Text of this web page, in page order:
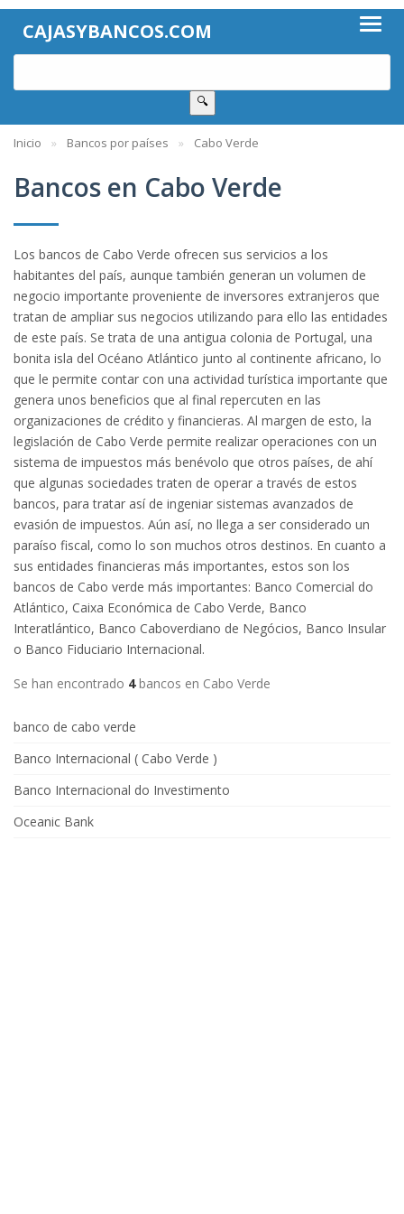
CAJASYBANCOS.COM
🔍
Inicio Bancos por países Cabo Verde
Bancos en Cabo Verde
Los bancos de Cabo Verde ofrecen sus servicios a los
habitantes del país, aunque también generan un volumen de
negocio importante proveniente de inversores extranjeros que
tratan de ampliar sus negocios utilizando para ello las entidades
de este país. Se trata de una antigua colonia de Portugal, una
bonita isla del Océano Atlántico junto al continente africano, lo
que le permite contar con una actividad turística importante que
genera unos beneficios que al final repercuten en las
organizaciones de crédito y financieras. Al margen de esto, la
legislación de Cabo Verde permite realizar operaciones con un
sistema de impuestos más benévolo que otros países, de ahí
que algunas sociedades traten de operar a través de estos
bancos, para tratar así de ingeniar sistemas avanzados de
evasión de impuestos. Aún así, no llega a ser considerado un
paraíso fiscal, como lo son muchos otros destinos. En cuanto a
sus entidades financieras más importantes, estos son los
bancos de Cabo verde más importantes: Banco Comercial do
Atlántico, Caixa Económica de Cabo Verde, Banco
Interatlántico, Banco Caboverdiano de Negócios, Banco Insular
o Banco Fiduciario Internacional.
Se han encontrado 4bancos en Cabo Verde
banco de cabo verde
Banco Internacional ( Cabo Verde )
Banco Internacional do Investimento
Oceanic Bank